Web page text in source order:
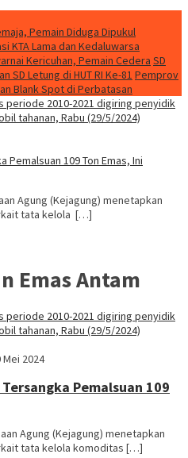
Pemain Diduga Dipukul
KTA Lama dan Kedaluwarsa
Kericuhan, Pemain Cedera SD
SD Letung di HUT RI Ke-81 Pemprov
Blank Spot di Perbatasan
Pemalsuan 109 Ton Emas, Ini
Agung (Kejagung) menetapkan
tata kelola […]
Emas Antam
Mei 2024
Pemalsuan 109
Agung (Kejagung) menetapkan
tata kelola komoditas […]